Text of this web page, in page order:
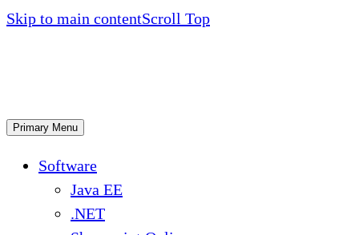
Skip to main contentScroll Top
Primary Menu
Software
Java EE
.NET